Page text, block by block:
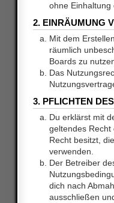
ohne Einhaltung
2. EINRÄUMUNG
Mit dem
räumlich
Boards zu
Das
3. PFLICHTEN
Du erklärst mit
geltendes
Recht besitzt,
verwenden.
Der Betreiber
dich nach
ausschließen